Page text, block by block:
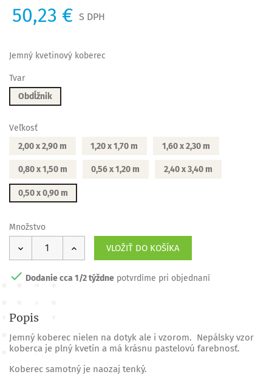
50,23 € S DPH
Jemný kvetinový koberec
Tvar
Obdĺžnik
Veľkosť
2,00 x 2,90 m
1,20 x 1,70 m 1,60 x 2,30 m
0,80 x 1,50 m 0,56 x 1,20 m 2,40 x 3,40 m
0,50 x 0,90 m
Množstvo
VLOŽIŤ DO KOŠÍKA
 Dodanie cca 1/2 týždne potvrdíme pri objednaní
Popis
Jemný koberec nielen na dotyk ale i vzorom. Nepálsky vzor
koberca je plný kvetín a má krásnu pastelovú farebnosť.
Koberec samotný je naozaj tenký.